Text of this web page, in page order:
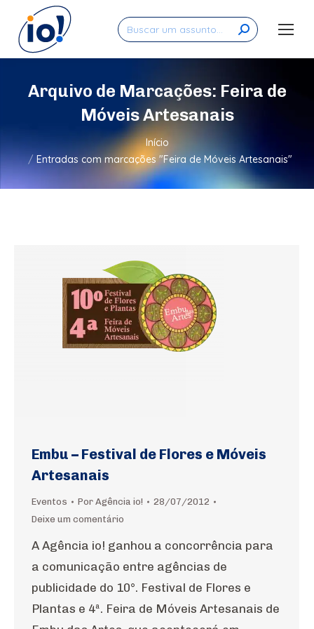
Search:
Arquivo de Marcações: Feira de
Móveis Artesanais
Você está aqui:
Início
Entradas com marcações "Feira de Móveis Artesanais"
Embu – Festival de Flores e Móveis
Artesanais
Eventos Por Agência io!
28/07/2012
Deixe um comentário
A Agência io! ganhou a concorrência para
a comunicação entre agências de
publicidade do 10°. Festival de Flores e
Plantas e 4ª. Feira de Móveis Artesanais de